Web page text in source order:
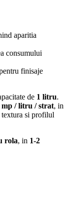
aparitia
consumului
finisaje
de 1 litru.
mp / litru / strat, in
textura si profilul
rola, in 1-2